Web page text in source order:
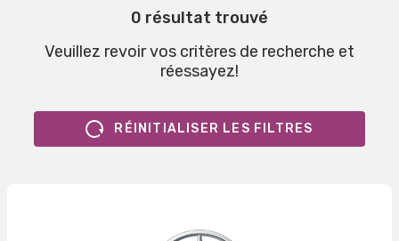
0 résultat trouvé
Veuillez revoir vos critères de recherche et
réessayez!
RÉINITIALISER LES FILTRES